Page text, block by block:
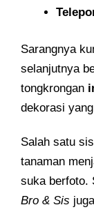
Sarangnya
selanjutnya
tongkrongan
dekorasi yang
Salah satu
tanaman
suka berfoto.
Bro & Sis